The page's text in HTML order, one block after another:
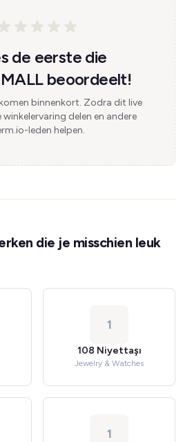
de eerste die
beoordeelt!
binnenkort. Zodra dit live
delen en andere
leden helpen.
die je misschien leuk
1
108 Niyettaşı
Jewelry & Watches
1